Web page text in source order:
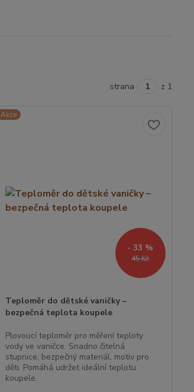
strana z 1
Akce
45 Kč
- 33 %
Teploměr do dětské vaničky –
bezpečná teplota koupele
Plovoucí teploměr pro měření teploty
vody ve vaničce. Snadno čitelná
stupnice, bezpečný materiál, motiv pro
děti. Pomáhá udržet ideální teplotu
koupele.